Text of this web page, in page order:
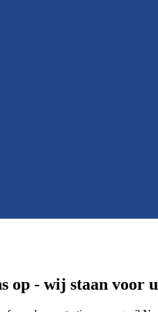
op - wij staan voor